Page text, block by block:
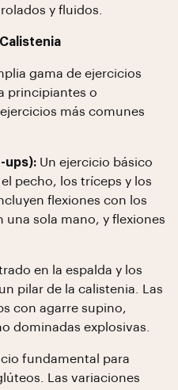
y fluidos.
gama de ejercicios
principiantes o
más comunes
ups): Un ejercicio básico
pecho, los tríceps y los
flexiones con los
una sola mano, y flexiones
en la espalda y los
pilar de la calistenia. Las
con agarre supino,
dominadas explosivas.
fundamental para
Las variaciones